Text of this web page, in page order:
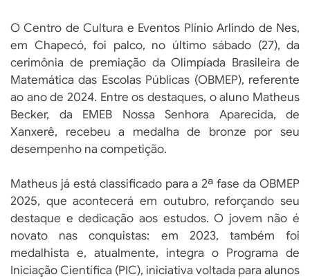
O Centro de Cultura e Eventos Plínio Arlindo de Nes,
em Chapecó, foi palco, no último sábado (27), da
cerimônia de premiação da Olimpíada Brasileira de
Matemática das Escolas Públicas (OBMEP), referente
ao ano de 2024. Entre os destaques, o aluno Matheus
Becker, da EMEB Nossa Senhora Aparecida, de
Xanxerê, recebeu a medalha de bronze por seu
desempenho na competição.
Matheus já está classificado para a 2ª fase da OBMEP
2025, que acontecerá em outubro, reforçando seu
destaque e dedicação aos estudos. O jovem não é
novato nas conquistas: em 2023, também foi
medalhista e, atualmente, integra o Programa de
Iniciação Científica (PIC), iniciativa voltada para alunos